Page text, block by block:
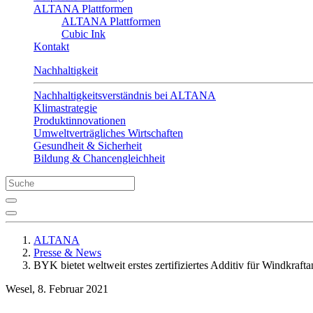
ALTANA Plattformen
ALTANA Plattformen
Cubic Ink
Kontakt
Nachhaltigkeit
Nachhaltigkeitsverständnis bei ALTANA
Klimastrategie
Produktinnovationen
Umweltverträgliches Wirtschaften
Gesundheit & Sicherheit
Bildung & Chancengleichheit
ALTANA
Presse & News
BYK bietet weltweit erstes zertifiziertes Additiv für
Wesel, 8. Februar 2021